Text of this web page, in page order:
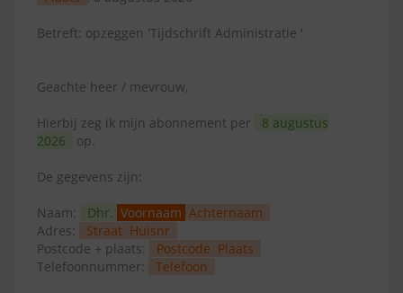
Betreft: opzeggen 'Tijdschrift Administratie '
Geachte heer / mevrouw,
Hierbij zeg ik mijn abonnement per
8 augustus
2026
op.
De gegevens zijn:
Naam: Dhr. Voornaam Achternaam
Adres:
Straat Huisnr
Postcode + plaats:
Postcode Plaats
Telefoonnummer:
Telefoon